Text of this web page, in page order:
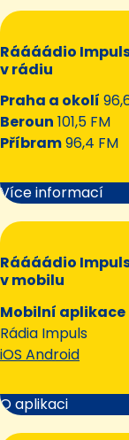
Ráááádio
v rádiu
Praha a okolí
Beroun 101,5 FM
Příbram96,4 FM
Více informací
Ráááádio
v mobilu
Mobilní aplikace
Rádia Impuls
iOS Android
O aplikaci